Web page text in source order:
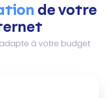
de votre
à votre budget